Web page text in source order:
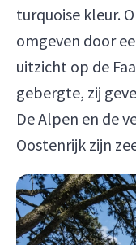
turquoise kleur.
omgeven door
uitzicht op de
gebergte, zij
De Alpen en de
Oostenrijk zijn